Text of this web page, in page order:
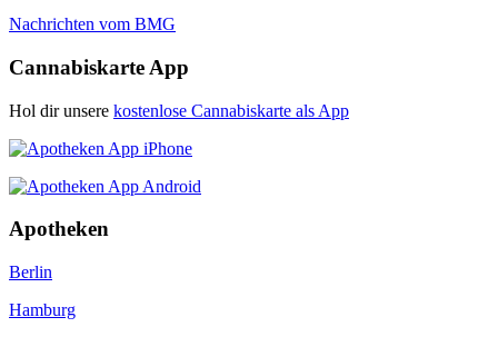
Nachrichten vom BMG
Cannabiskarte App
Hol dir unsere kostenlose Cannabiskarte als App
Apotheken
Berlin
Hamburg